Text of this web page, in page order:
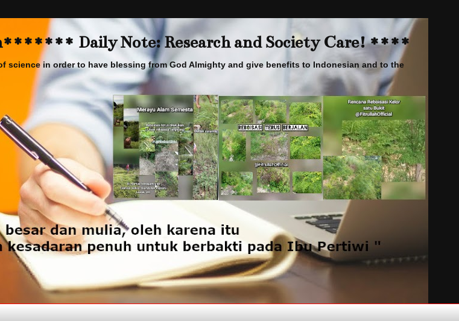
Daily Note: Research and Society Care! ****
in order to have blessing from God Almighty and give benefits to Indonesian and to the